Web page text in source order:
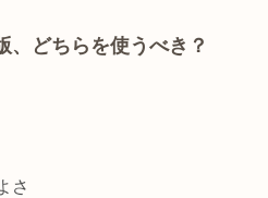
、どちらを使うべき？
さ